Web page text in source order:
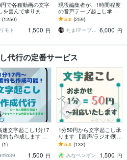
円で各種動画の文字
を喜んで承ります
イン会議やYouTube
丁寧な書き起こし
(1250)
モト
1,500 円
現役編集者が、1時間程度
の音声テープ起こし承り
ます 用途を考慮した文字
起こし(ケバ取りまで)
5.0 (259)
たまlテープ起こし承りますl 6,000 円
代行の定番サービス
速文字起こし1分17
約も作成します AI
でチェック！ 全
者ごとの要約も作
(1)
1,500 円
1分50円から文字起こし承
ります 【音声/ラジオ/朗
読/YouTube動画など】
5.0 (133)
みなペンギン
1,500 円